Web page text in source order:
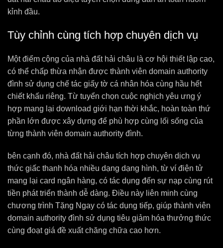
kỉnh đầu.
Tùy chỉnh cùng tích hợp chuyên dịch vụ
Một điểm cộng của nhà đất hải châu là cơ hội thiết lập cao,
có thể chấp thừa nhận được thành viên domain authority
đình sử dụng chế tác giấy tờ cá nhân hóa cùng hầu hết
chiết khấu riêng. Từ tuyển chọn cuộc nghịch yêu ưng ý
hợp mang lại download giới hạn thời khắc, hoàn toàn thứ
phần lớn được xây dựng để phù hợp cùng lối sống của
từng thành viên domain authority đình.
bên cạnh đó, nhà đất hải châu tích hợp chuyên dịch vụ
thức giấc thanh hóa nhiều dạng dạng hình, từ ví điện tử
mang lại card ngân hàng, có tác dụng đến sự nạp cùng rút
tiền phát triển thành dễ dàng. Điều này liên minh cùng
chương trình Tặng Ngay có tác dụng tiếp, giúp thành viên
domain authority đình sử dụng tiêu giảm hóa thưởng thức
cùng đoạt giá đề xuất chăng chữa cao hơn.